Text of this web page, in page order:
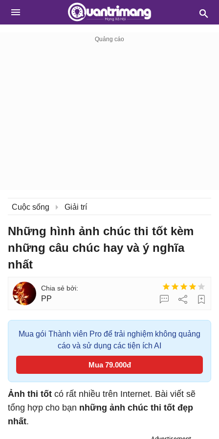
Cuộc sống Giải trí
Những hình ảnh chúc thi tốt kèm
những câu chúc hay và ý nghĩa
nhất
PP
Mua gói Thành viên Pro để trải nghiệm không quảng
cáo và sử dụng các tiện ích AI
Mua 79.000đ
Ảnh thi tốt có rất nhiều trên Internet. Bài viết sẽ
tổng hợp cho bạn những ảnh chúc thi tốt đẹp
nhất.